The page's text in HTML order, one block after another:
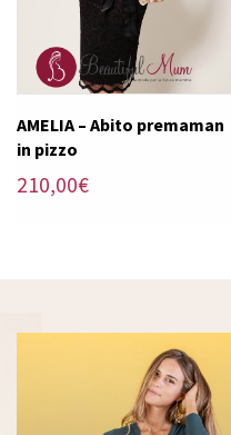
AMELIA – Abito premaman
in pizzo
210,00€